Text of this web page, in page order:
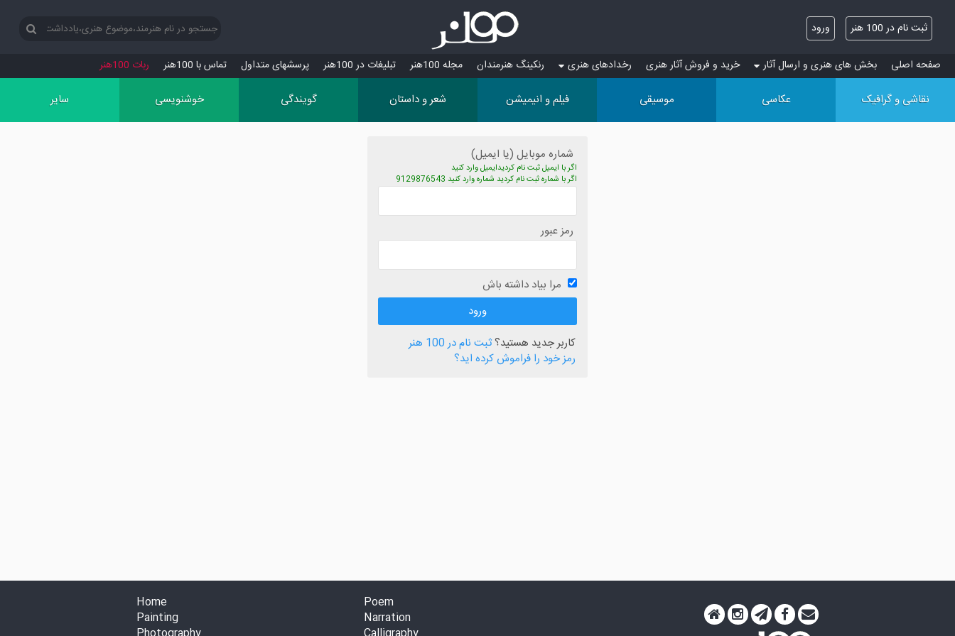
ثبت نام در 100 هنر ورود
صفحه اصلی بخش های هنری و ارسال آثار خرید و فروش آثار هنری رخدادهای هنری رنکینگ هنرمندان مجله 100هنر تبلیغات در 100هنر پرسش‏های متداول تماس با 100هنر ربات 100هنر
نقاشی و گرافیک عکاسی موسیقی فیلم و انیمیشن شعر و داستان گویندگی خوشنویسی سایر
شماره موبایل (یا ایمیل)
اگر با ایمیل ثبت نام کردیدایمیل وارد کنید
اگر با شماره ثبت نام کردید شماره وارد کنید 9129876543
رمز عبور
مرا بیاد داشته باش
کاربر جدید هستید؟ثبت نام در 100 هنر
رمز خود را فراموش کرده اید؟
Home
Painting
Poem
Narration